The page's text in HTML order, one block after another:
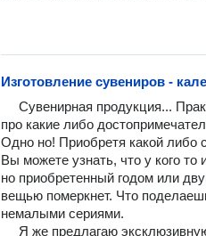
Изготовление сувениров -
про какие либо
Одно но! Приобретя какой либо
Вы можете узнать, что у кого
но приобретенный годом или
вещью померкнет. Что
немалыми сериями.